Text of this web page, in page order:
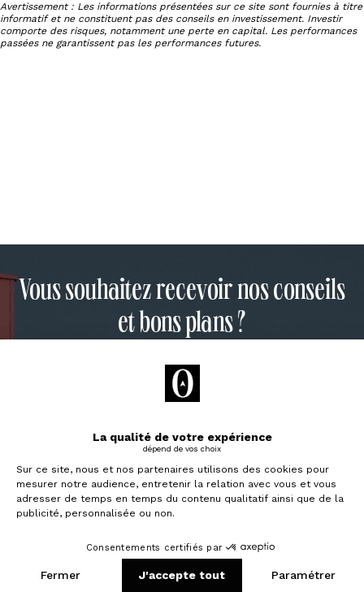
Avertissement : Les informations présentées sur ce site sont fournies à titre
informatif et ne constituent pas des conseils en investissement. Investir
comporte des risques, notamment une perte en capital. Les performances
passées ne garantissent pas les performances futures.
Vous souhaitez recevoir nos conseils
et bons plans ?
Inscrivez-vous à notre newsletter pour
recevoir toutes les semaines le meilleur de
Bevouac dans votre boîte mail.
Déjà 10 000 lecteurs !
Je souhaite investir